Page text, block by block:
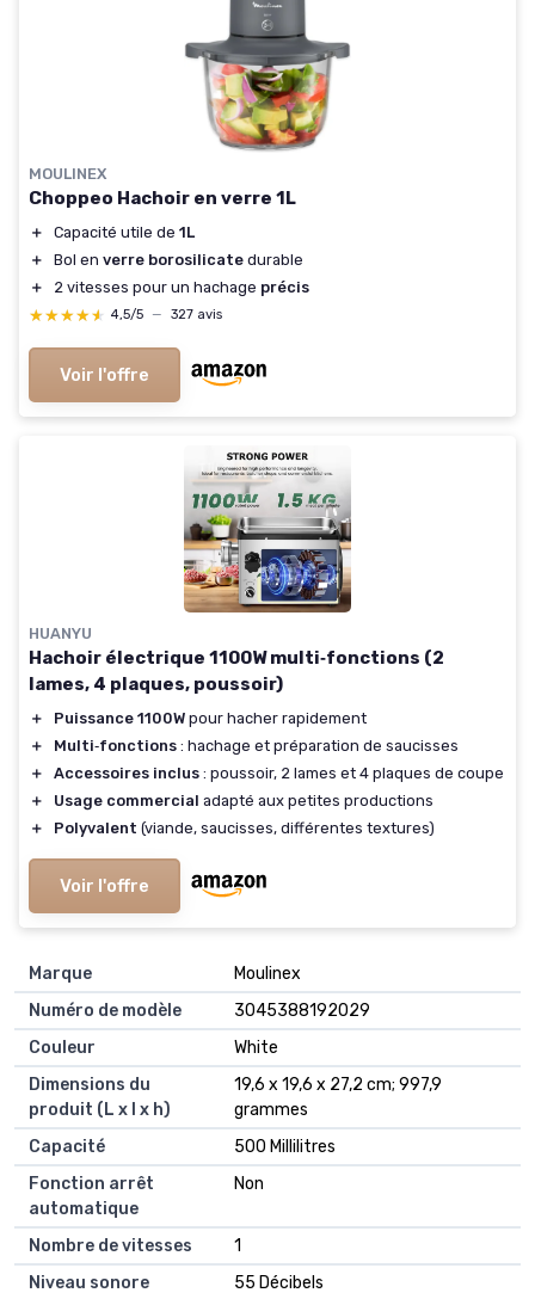
MOULINEX
Choppeo Hachoir en verre 1L
＋ Capacité utile de 1L
＋
Bol en verre borosilicate durable
＋
2 vitesses pour un hachage précis
★★★★★
★★★★★ 4,5/5 — 327 avis
Voir l'offre
HUANYU
Hachoir électrique 1100W multi‑fonctions (2
lames, 4 plaques, poussoir)
＋ Puissance 1100W pour hacher rapidement
＋
Multi‑fonctions : hachage et préparation de saucisses
＋
Accessoires inclus : poussoir, 2 lames et 4 plaques de coupe
＋
Usage commercial adapté aux petites productions
＋
Polyvalent (viande, saucisses, différentes textures)
Voir l'offre
Marque
‎Moulinex
Numéro de modèle
‎3045388192029
Couleur
‎White
Dimensions du
produit (L x l x h)
‎19,6 x 19,6 x 27,2 cm; 997,9
grammes
Capacité
‎500 Millilitres
Fonction arrêt
automatique
‎Non
Nombre de vitesses
‎1
Niveau sonore
‎55 Décibels